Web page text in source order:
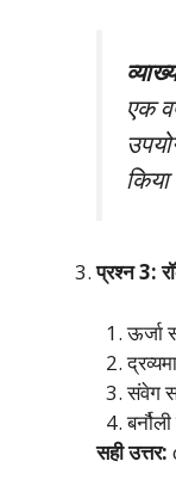
एक
प्रश्न 3:
ऊर्जा
संवेग
सही उत्तर: